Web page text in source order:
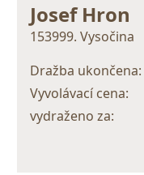
Josef Hron
153999. Vysočina
Dražba ukončena:
Vyvolávací cena:
vydraženo za: